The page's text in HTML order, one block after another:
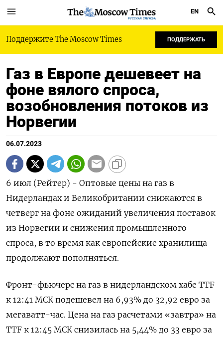
РУССКАЯ СЛУЖБА
EN
Поддержите The Moscow Times ПОДДЕРЖАТЬ
Газ в Европе дешевеет на
фоне вялого спроса,
возобновления потоков из
Норвегии
06.07.2023
6 июл (Рейтер) - Оптовые цены на газ в
Нидерландах и Великобритании снижаются в
четверг на фоне ожиданий увеличения поставок
из Норвегии и снижения промышленного
спроса, в то время как европейские хранилища
продолжают пополняться.
Фронт-фьючерс на газ в нидерландском хабе TTF
к 12:41 МСК подешевел на 6,93% до 32,92 евро за
мегаватт-час. Цена на газ расчетами «завтра» на
TTF к 12:45 МСК снизилась на 5,44% до 33 евро за